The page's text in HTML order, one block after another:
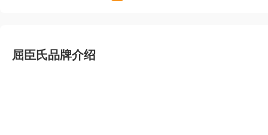
屈臣氏品牌介绍